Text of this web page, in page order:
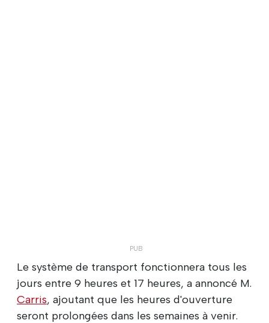
Le système de transport fonctionnera tous les
jours entre 9 heures et 17 heures, a annoncé M.
Carris, ajoutant que les heures d'ouverture
seront prolongées dans les semaines à venir.